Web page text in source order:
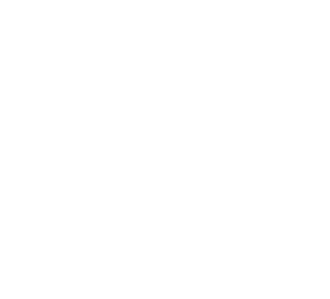
duos et epistolam unam 2 º sancti hilarii interpretationem quinqu
unam 2 º sancti hilarii interpretationem quinqu